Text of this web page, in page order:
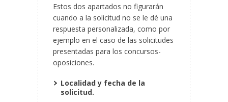
Estos dos apartados no figurarán
cuando a la solicitud no se le dé una
respuesta personalizada, como por
ejemplo en el caso de las solicitudes
presentadas para los concursos-
oposiciones.
Localidad y fecha de la
solicitud.